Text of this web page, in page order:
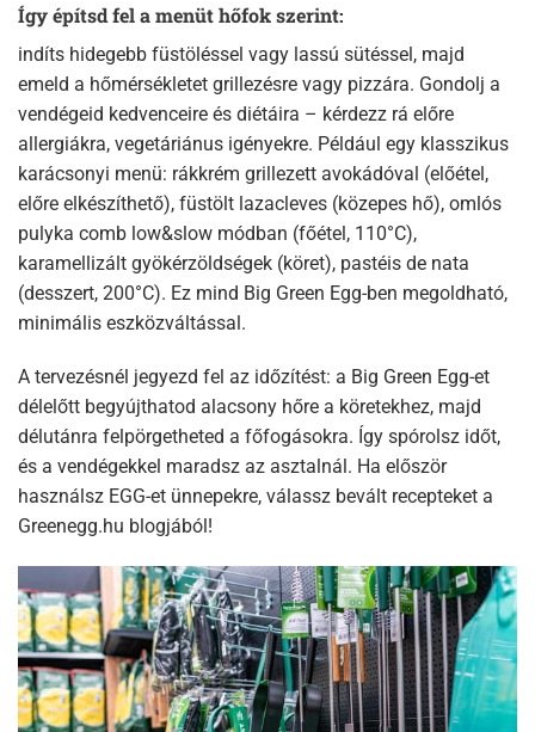
Így építsd fel a menüt hőfok szerint:
indíts hidegebb füstöléssel vagy lassú sütéssel, majd
emeld a hőmérsékletet grillezésre vagy pizzára. Gondolj a
vendégeid kedvenceire és diétáira – kérdezz rá előre
allergiákra, vegetáriánus igényekre. Például egy klasszikus
karácsonyi menü: rákkrém grillezett avokádóval (előétel,
előre elkészíthető), füstölt lazacleves (közepes hő), omlós
pulyka comb low&slow módban (főétel, 110°C),
karamellizált gyökérzöldségek (köret), pastéis de nata
(desszert, 200°C). Ez mind Big Green Egg-ben megoldható,
minimális eszközváltással.​
A tervezésnél jegyezd fel az időzítést: a Big Green Egg-et
délelőtt begyújthatod alacsony hőre a köretekhez, majd
délutánra felpörgetheted a főfogásokra. Így spórolsz időt,
és a vendégekkel maradsz az asztalnál. Ha először
használsz EGG-et ünnepekre, válassz bevált recepteket a
Greenegg.hu blogjából!